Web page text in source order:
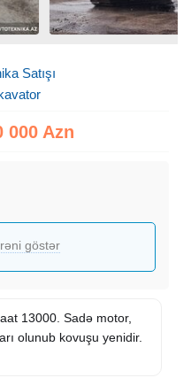
Satışı
000 Azn
göstər
13000. Sadə motor,
olunub kovuşu yenidir.